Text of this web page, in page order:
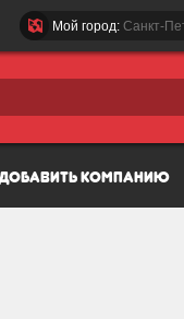
Мой город: Санкт-
компанию